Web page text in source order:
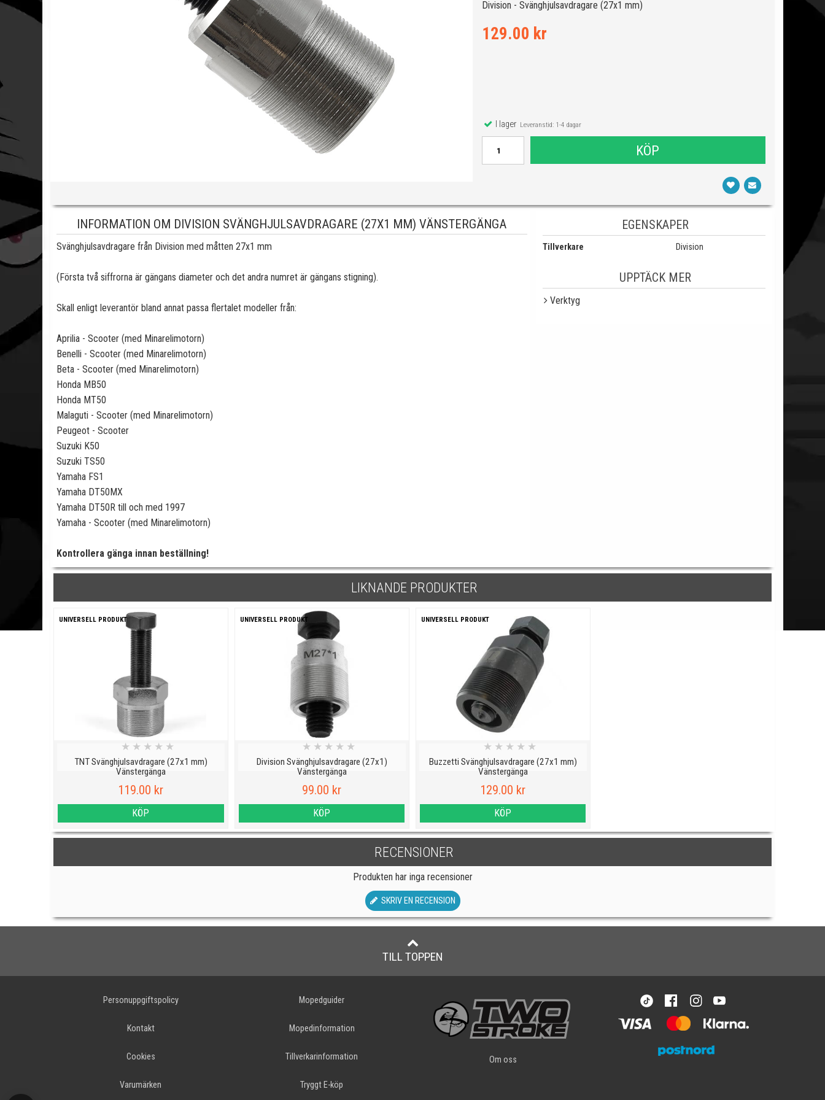
Division - Svänghjulsavdragare (27x1 mm)
129.00 kr
I lagerLeveranstid: 1-4 dagar
KÖP
INFORMATION OM DIVISION SVÄNGHJULSAVDRAGARE (27X1 MM) VÄNSTERGÄNGA
Svänghjulsavdragare från Division med måtten 27x1 mm
(Första två siffrorna är gängans diameter och det andra numret är gängans stigning).
Skall enligt leverantör bland annat passa flertalet modeller från:
Aprilia - Scooter (med Minarelimotorn)
Benelli - Scooter (med Minarelimotorn)
Beta - Scooter (med Minarelimotorn)
Honda MB50
Honda MT50
Malaguti - Scooter (med Minarelimotorn)
Peugeot - Scooter
Suzuki K50
Suzuki TS50
Yamaha FS1
Yamaha DT50MX
Yamaha DT50R till och med 1997
Yamaha - Scooter (med Minarelimotorn)
Kontrollera gänga innan beställning!
EGENSKAPER
Tillverkare Division
UPPTÄCK MER
Verktyg
LIKNANDE PRODUKTER
UNIVERSELL PRODUKT
TNT Svänghjulsavdragare (27x1 mm)
Vänstergänga
★ ★ ★ ★ ★
119.00 kr
KÖP
UNIVERSELL PRODUKT
Division Svänghjulsavdragare (27x1)
Vänstergänga
★ ★ ★ ★ ★
99.00 kr
KÖP
UNIVERSELL PRODUKT
Buzzetti Svänghjulsavdragare (27x1 mm)
Vänstergänga
★ ★ ★ ★ ★
129.00 kr
KÖP
RECENSIONER
Produkten har inga recensioner
SKRIV EN RECENSION
TILL TOPPEN
Personuppgiftspolicy
Kontakt
Cookies
Varumärken
Mopedguider
Mopedinformation
Tillverkarinformation
Tryggt E-köp
Om oss